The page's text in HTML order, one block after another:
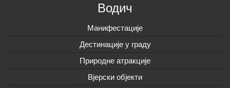
Водич
Манифестације
Дестинације у граду
Природне атракције
Вјерски објекти